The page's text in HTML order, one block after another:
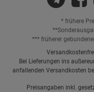
* frühere
*** früherer
Bei Lieferungen ins
anfallenden Versandkosten
Preisangaben inkl.